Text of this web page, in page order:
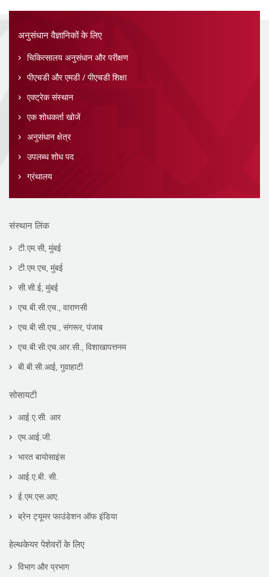
अनुसंधान वैज्ञानिकों के लिए
चिकित्सालय अनुसंधान और परीक्षण
पीएचडी और एमडी / पीएचडी शिक्षा
एक्ट्रेक संस्थान
एक शोधकर्ता खोजें
अनुसंधान क्षेत्र
उपलब्ध शोध पद
ग्रंथालय
संस्थान लिंक
टी.एम.सी, मुंबई
टी.एम.एच, मुंबई
सी.सी.ई, मुंबई
एच.बी.सी.एच., वाराणसी
एच.बी.सी.एच., संगरूर, पंजाब
एच.बी.सी.एच.आर.सी., विशाखापत्तनम
बी.बी.सी.आई, गुवाहाटी
सोसायटी
आई.ए.सी. आर
एम.आई.जी.
भारत बायोसाइंस
आई.ए.बी. सी.
ई.एम.एस.आए.
ब्रेन ट्यूमर फाउंडेशन ऑफ इंडिया
हेल्थकेयर पेशेवरों के लिए
विभाग और प्रभाग